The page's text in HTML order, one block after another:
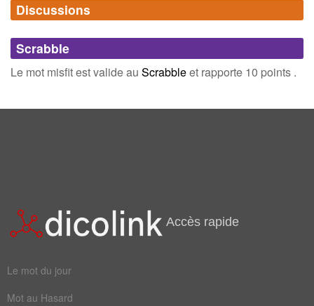
Synonymes(0)
Mots avec la même signification
Discussions
Connectez-vous inscrivez-vous
Scrabble
Le mot misfit est valide au Scrabbleet rapporte 10 points .
Accès rapide
Le mot du jour
Mot au Hasard